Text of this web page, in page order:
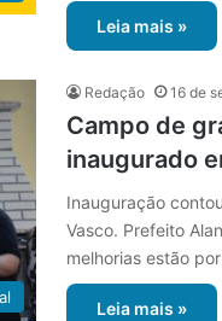
Leia mais »
Redação 16 de
Campo de
inaugurado
Inauguração
Vasco. Prefeito
melhorias estão
Leia mais »